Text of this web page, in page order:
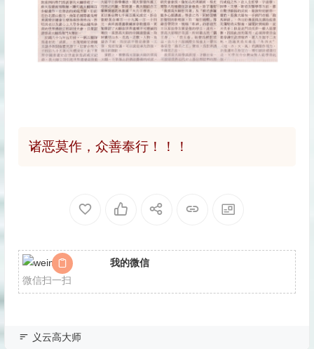
诸恶莫作，众善奉行！！！
我的微信
微信扫一扫
义云高大师